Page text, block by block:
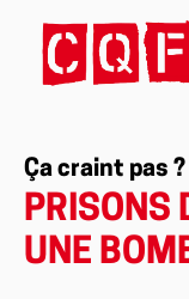
Ça craint pas
PRISONS
UNE